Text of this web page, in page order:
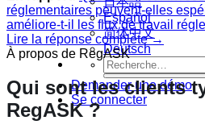
Español
简体中文
Deutsch
Demander une démo
Se connecter
réglementaires peuvent-elles
améliore-t-il les flux de travail
Lire la réponse complète →
À propos de RegASK
Qui sont les clients
RegASK ?